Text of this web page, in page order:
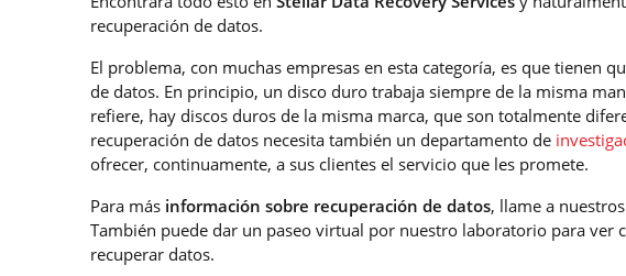
recuperación de datos.
El problema, con muchas empresas en esta categoría, es que tienen
de datos. En principio, un disco duro trabaja siempre de la misma
refiere, hay discos duros de la misma marca, que son totalmente
recuperación de datos necesita también un departamento de
ofrecer, continuamente, a sus clientes el servicio que les promete.
Para más información sobre recuperación de datos, llame a
También puede dar un paseo virtual por nuestro laboratorio para ver
recuperar datos.